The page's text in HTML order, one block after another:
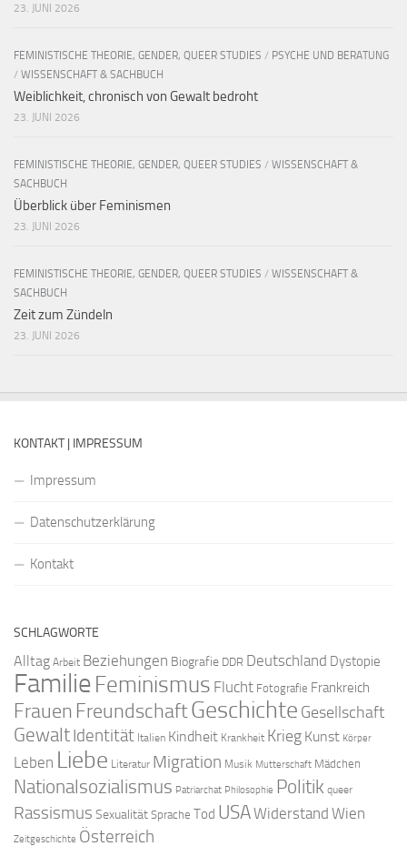
23. JUNI 2026
FEMINISTISCHE THEORIE, GENDER, QUEER STUDIES / PSYCHE UND BERATUNG
/ WISSENSCHAFT & SACHBUCH
Weiblichkeit, chronisch von Gewalt bedroht
23. JUNI 2026
FEMINISTISCHE THEORIE, GENDER, QUEER STUDIES / WISSENSCHAFT &
SACHBUCH
Überblick über Feminismen
23. JUNI 2026
FEMINISTISCHE THEORIE, GENDER, QUEER STUDIES / WISSENSCHAFT &
SACHBUCH
Zeit zum Zündeln
23. JUNI 2026
KONTAKT | IMPRESSUM
Impressum
Datenschutzerklärung
Kontakt
SCHLAGWORTE
Alltag Arbeit Beziehungen Biografie DDR Deutschland Dystopie
FamilieFeminismus Flucht Fotografie Frankreich
Frauen FreundschaftGeschichte Gesellschaft
GewaltIdentität Italien Kindheit Krankheit Krieg Kunst Körper
Leben Liebe Literatur Migration Musik Mutterschaft Mädchen
Nationalsozialismus Patriarchat Philosophie Politik queer
Rassismus SexualitätSprache Tod USAWiderstand Wien
Zeitgeschichte Österreich